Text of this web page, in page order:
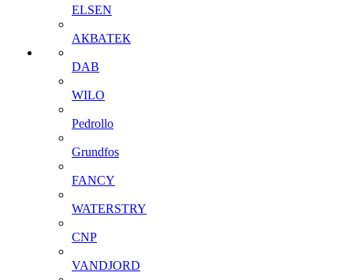
ELSEN
АКВАТЕК
DAB
WILO
Pedrollo
Grundfos
FANCY
WATERSTRY
CNP
VANDJORD